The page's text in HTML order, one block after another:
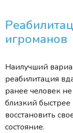
игроманов
Наилучший
реабилитация
ранее человек
близкий
восстановить
состояние.